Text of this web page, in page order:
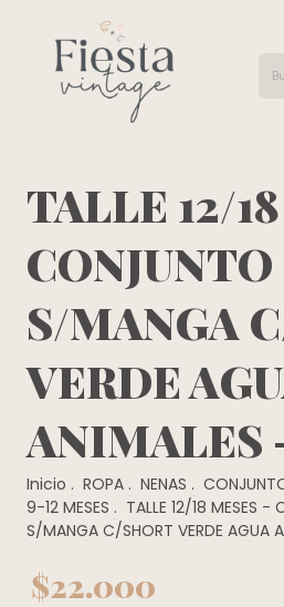
TALLE 12/
S/MANGA
VERDE
ANIMALES
Inicio . ROPA . NENAS .
9-12 MESES . TALLE 12/18 MESES -
S/MANGA C/SHORT VERDE AGUA
$22.000